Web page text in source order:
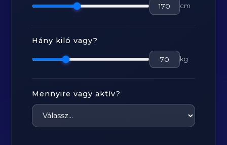
cm
Hány kiló vagy?
kg
Mennyire vagy aktív?